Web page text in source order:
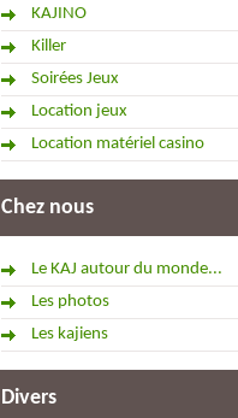
KAJINO
Killer
Soirées Jeux
Location jeux
Location matériel casino
Chez nous
Le KAJ autour du monde...
Les photos
Les kajiens
Divers